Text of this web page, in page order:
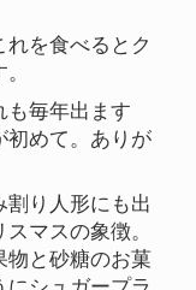
を食べるとク
も毎年出ます
初めて。ありが
割り人形にも出
マスの象徴。
物と砂糖のお菓